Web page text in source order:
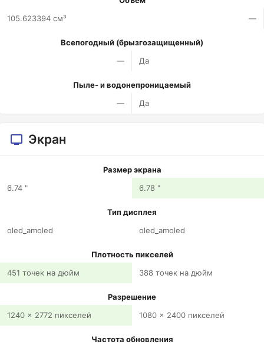
105.623394 см³
—
Всепогодный (брызгозащищенный)
—
Да
Пыле- и водонепроницаемый
—
Да
Экран
Размер экрана
6.74 "
6.78 "
Тип дисплея
oled_amoled
oled_amoled
Плотность пикселей
451 точек на дюйм
388 точек на дюйм
Разрешение
1240 x 2772 пикселей
1080 x 2400 пикселей
Частота обновления